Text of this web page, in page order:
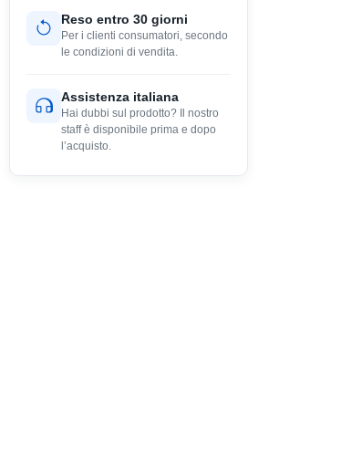
Reso entro 30 giorni
Per i clienti consumatori, secondo
le condizioni di vendita.
Assistenza italiana
Hai dubbi sul prodotto? Il nostro
staff è disponibile prima e dopo
l’acquisto.